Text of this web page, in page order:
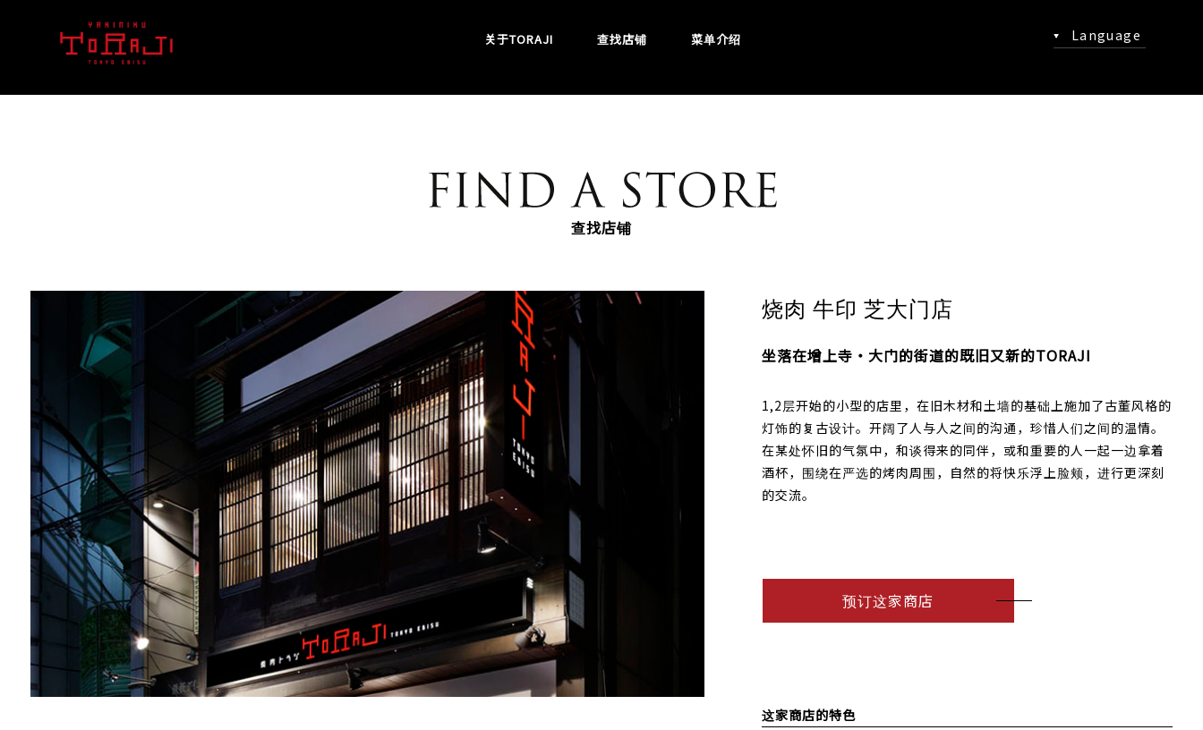
关于TORAJI 查找店铺 菜单介绍 Language
查找店铺
烧肉 牛印 芝大门店
坐落在增上寺・大门的街道的既旧又新的TORAJI
1,2层开始的小型的店里，在旧木材和土墙的基础上施加了古董风格的
灯饰的复古设计。开阔了人与人之间的沟通，珍惜人们之间的温情。
在某处怀旧的气氛中，和谈得来的同伴，或和重要的人一起一边拿着
酒杯，围绕在严选的烤肉周围，自然的将快乐浮上脸颊，进行更深刻
的交流。
预订这家商店
这家商店的特色